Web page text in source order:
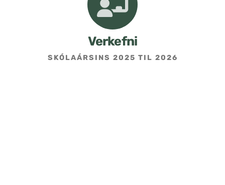
Verkefni
SKÓLAÁRSINS 2025 TIL 2026